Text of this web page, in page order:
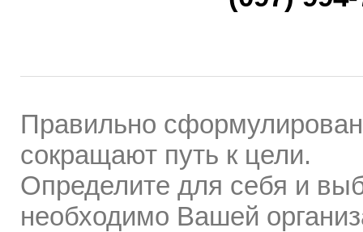
Правильно
сокращают путь к цели.
Определите для себя и
необходимо Вашей